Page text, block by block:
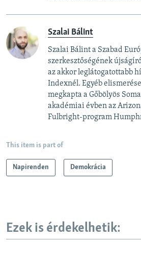
Szalai Bálint
Szalai Bálint a Szabad
szerkesztőségének
az akkor leglátogatottabb
Indexnél. Egyéb
megkapta a Gőbölyös
akadémiai évben az
Fulbright-program
This item is part of
Napirenden Demokrácia
Ezek is érdekelhetik: